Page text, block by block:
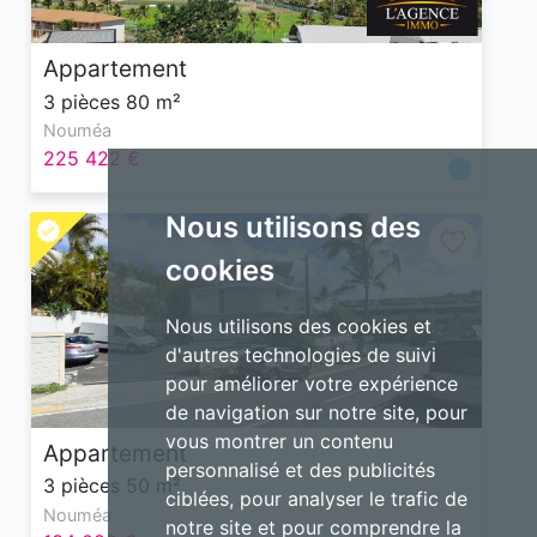
Nous utilisons des
cookies
Nous utilisons des cookies et
d'autres technologies de suivi
pour améliorer votre expérience
de navigation sur notre site, pour
vous montrer un contenu
personnalisé et des publicités
ciblées, pour analyser le trafic de
notre site et pour comprendre la
Appartement
3 pièces 80 m²
Nouméa
225 422 €
Appartement
3 pièces 50 m²
Nouméa